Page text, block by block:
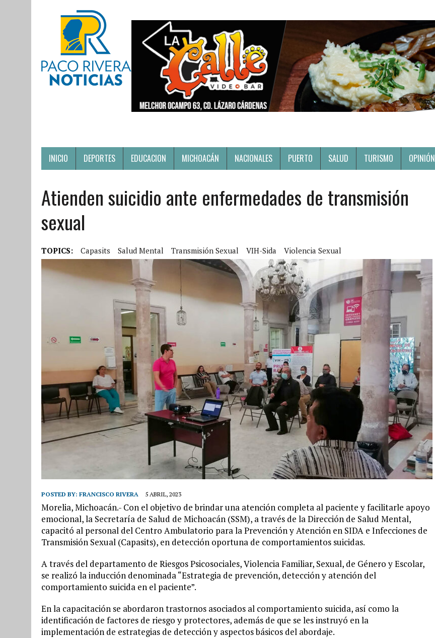
INICIO DEPORTES EDUCACION MICHOACÁN NACIONALES PUERTO SALUD TURISMO OPINIÓN
Atienden suicidio ante enfermedades de transmisión
sexual
TOPICS: Capasits Salud Mental Transmisión Sexual VIH-Sida Violencia Sexual
POSTED BY: FRANCISCO RIVERA 5 ABRIL, 2023
Morelia, Michoacán.- Con el objetivo de brindar una atención completa al paciente y facilitarle apoyo
emocional, la Secretaría de Salud de Michoacán (SSM), a través de la Dirección de Salud Mental,
capacitó al personal del Centro Ambulatorio para la Prevención y Atención en SIDA e Infecciones de
Transmisión Sexual (Capasits), en detección oportuna de comportamientos suicidas.
A través del departamento de Riesgos Psicosociales, Violencia Familiar, Sexual, de Género y Escolar,
se realizó la inducción denominada “Estrategia de prevención, detección y atención del
comportamiento suicida en el paciente”.
En la capacitación se abordaron trastornos asociados al comportamiento suicida, así como la
identificación de factores de riesgo y protectores, además de que se les instruyó en la
implementación de estrategias de detección y aspectos básicos del abordaje.